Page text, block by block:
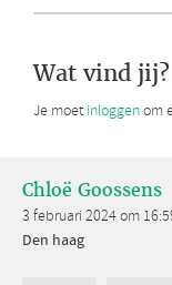
Wat vind
Je moet inloggenom
Chloë Goossens
3 februari 2024 om
Den haag